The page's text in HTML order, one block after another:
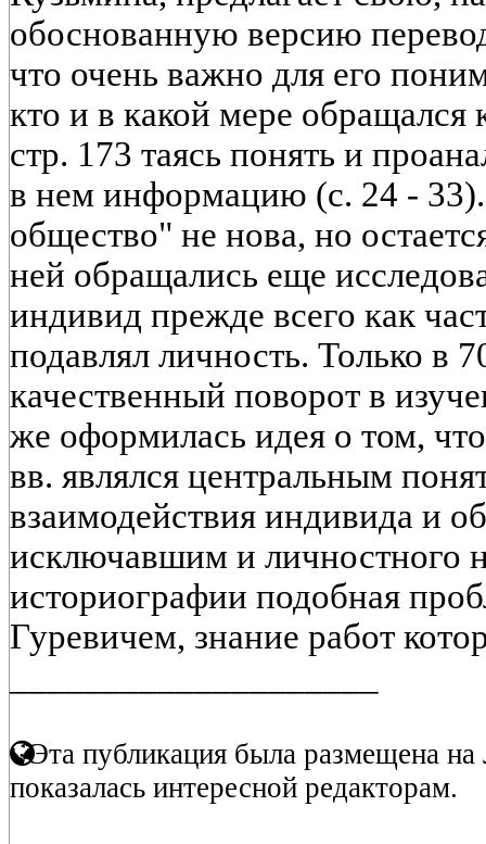
обоснованную версию
что очень важно для его
кто и в какой мере обращался
стр. 173 таясь понять и
в нем информацию (с. 24 -
общество" не нова, но
ней обращались еще
индивид прежде всего как
подавлял личность. Только в
качественный поворот в
же оформилась идея о том,
вв. являлся центральным
взаимодействия индивида и
исключавшим и личностного
историографии подобная
Гуревичем, знание работ
Эта публикация была размещена на
показалась интересной редакторам.